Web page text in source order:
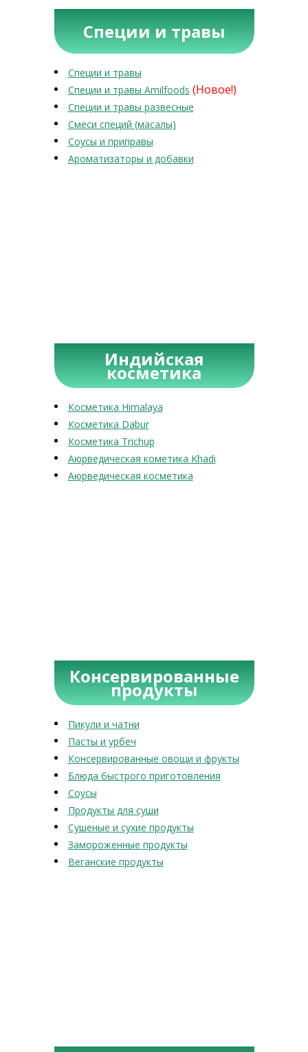
Специи и травы
Специи и травы
Специи и травы Amilfoods (Новое!)
Специи и травы развесные
Смеси специй (масалы)
Соусы и приправы
Ароматизаторы и добавки
Индийская
косметика
Косметика Himalaya
Косметика Dabur
Косметика Trichup
Аюрведическая кометика Khadi
Аюрведическая косметика
Консервированные
продукты
Пикули и чатни
Пасты и урбеч
Консервированные овощи и фрукты
Блюда быстрого приготовления
Соусы
Продукты для суши
Сушеные и сухие продукты
Замороженные продукты
Веганские продукты